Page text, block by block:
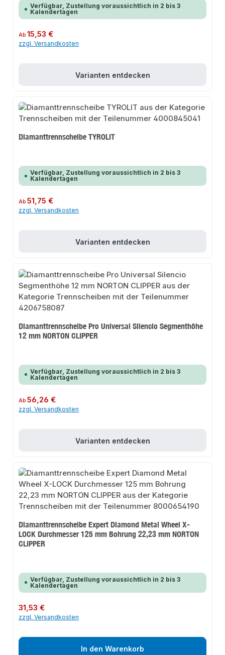
Verfügbar, Zustellung voraussichtlich in 2 bis 3
Kalendertagen
Regulärer Preis:
Ab15,53 €
zzgl. Versandkosten
Varianten entdecken
Diamanttrennscheibe TYROLIT
Verfügbar, Zustellung voraussichtlich in 2 bis 3
Kalendertagen
Regulärer Preis:
Ab51,75 €
zzgl. Versandkosten
Varianten entdecken
Diamanttrennscheibe Pro Universal Silencio Segmenthöhe
12 mm NORTON CLIPPER
Verfügbar, Zustellung voraussichtlich in 2 bis 3
Kalendertagen
Regulärer Preis:
Ab56,26 €
zzgl. Versandkosten
Varianten entdecken
Diamanttrennscheibe Expert Diamond Metal Wheel X-
LOCK Durchmesser 125 mm Bohrung 22,23 mm NORTON
CLIPPER
Verfügbar, Zustellung voraussichtlich in 2 bis 3
Kalendertagen
Regulärer Preis:
31,53 €
zzgl. Versandkosten
In den Warenkorb